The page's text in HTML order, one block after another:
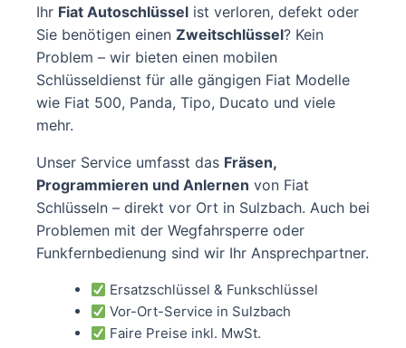
Ihr Fiat Autoschlüssel ist verloren, defekt oder
Sie benötigen einen Zweitschlüssel? Kein
Problem – wir bieten einen mobilen
Schlüsseldienst für alle gängigen Fiat Modelle
wie Fiat 500, Panda, Tipo, Ducato und viele
mehr.
Unser Service umfasst das Fräsen,
Programmieren und Anlernen von Fiat
Schlüsseln – direkt vor Ort in Sulzbach. Auch bei
Problemen mit der Wegfahrsperre oder
Funkfernbedienung sind wir Ihr Ansprechpartner.
Ersatzschlüssel & Funkschlüssel
Vor-Ort-Service in Sulzbach
Faire Preise inkl. MwSt.